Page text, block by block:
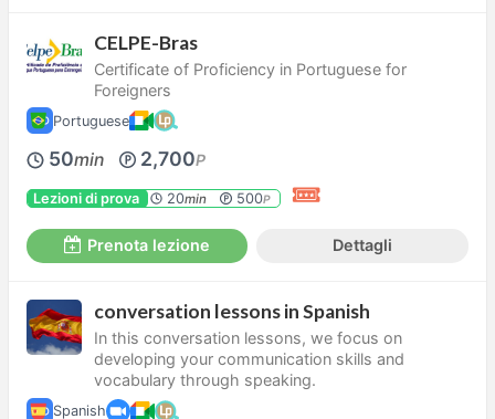
CELPE-Bras
Certificate of Proficiency in Portuguese for
Foreigners
Portuguese
50min 2,700P
Lezioni di prova 20min 500P
Prenota lezione Dettagli
conversation lessons in Spanish
In this conversation lessons, we focus on
developing your communication skills and
vocabulary through speaking.
Spanish